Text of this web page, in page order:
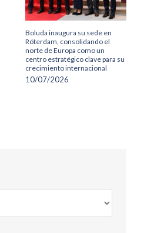
Boluda inaugura su sede en
Róterdam, consolidando el
norte de Europa como un
centro estratégico clave para su
crecimiento internacional
10/07/2026